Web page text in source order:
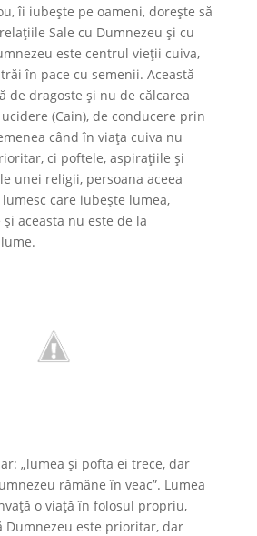
îi iubește pe oameni, dorește să
Sale cu Dumnezeu și cu
este centrul vieții cuiva,
în pace cu semenii. Această
de dragoste și nu de călcarea
(Cain), de conducere prin
când în viaţa cuiva nu
ci poftele, aspirațiile și
unei religii, persoana aceea
care iubește lumea,
aceasta nu este de la
„lumea și pofta ei trece, dar
rămâne în veac”. Lumea
o viață în folosul propriu,
Dumnezeu este prioritar, dar